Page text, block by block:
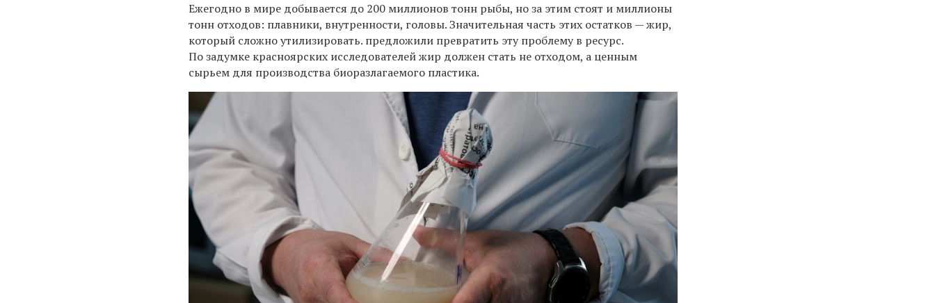
Ежегодно в мире добывается до 200 миллионов тонн рыбы, но за этим стоят и миллионы
тонн отходов: плавники, внутренности, головы. Значительная часть этих остатков — жир,
который сложно утилизировать. предложили превратить эту проблему в ресурс.
По задумке красноярских исследователей жир должен стать не отходом, а ценным
сырьем для производства биоразлагаемого пластика.